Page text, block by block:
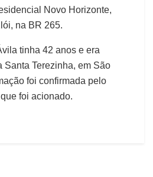
Novo Horizonte,
na BR 265.
tinha 42 anos e era
Santa Terezinha, em São
foi confirmada pelo
foi acionado.